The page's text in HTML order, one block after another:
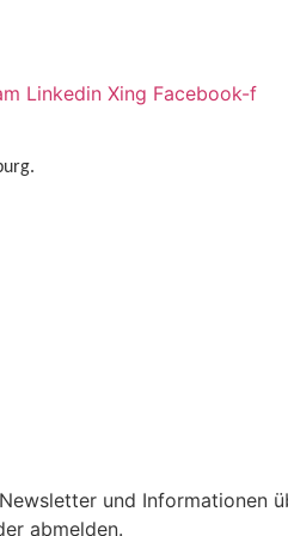
Linkedin Xing Facebook-f
und
abmelden.